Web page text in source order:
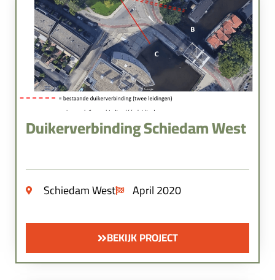
Duikerverbinding Schiedam West
Schiedam West April 2020
BEKIJK PROJECT